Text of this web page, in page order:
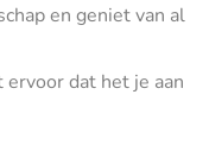
en geniet van al
dat het je aan